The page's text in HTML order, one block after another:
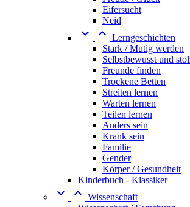
Eifersucht
Neid
  Lerngeschichten
Stark / Mutig werden
Selbstbewusst und
Freunde finden
Trockene Betten
Streiten lernen
Warten lernen
Teilen lernen
Anders sein
Krank sein
Familie
Gender
Körper / Gesundheit
Kinderbuch - Klassiker
  Wissenschaft